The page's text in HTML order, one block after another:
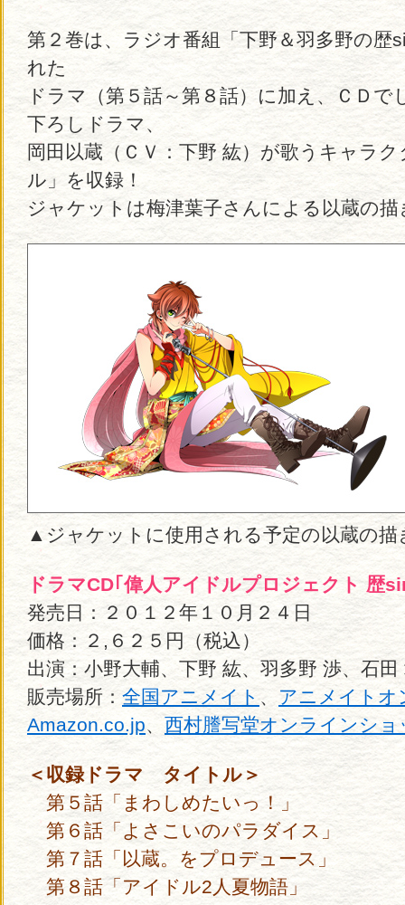
第２巻は、ラジオ番組「下野＆羽多野の歴
れた
ドラマ（第５話～第８話）に加え、ＣＤ
下ろしドラマ、
岡田以蔵（ＣＶ：下野 紘）が歌うキャラ
ル」を収録！
ジャケットは梅津葉子さんによる以蔵の
▲ジャケットに使用される予定の以蔵の
ドラマCD｢偉人アイドルプロジェクト 歴
発売日：２０１２年１０月２４日
価格：２,６２５円（税込）
出演：小野大輔、下野 紘、羽多野 渉、石
販売場所： 全国アニメイト、 アニメイト
Amazon.co.jp、 西村謄写堂オンラインショ
＜収録ドラマ タイトル＞
第５話「まわしめたいっ！」
第６話「よさこいのパラダイス」
第７話「以蔵。をプロデュース」
第８話「アイドル2人夏物語」